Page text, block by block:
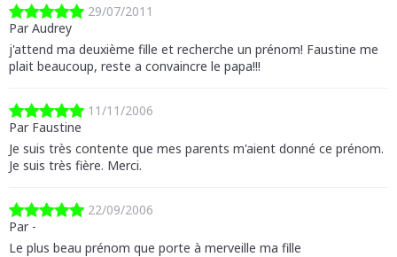
29/07/2011
Par Audrey
j'attend ma deuxième fille et recherche un prénom! Faustine me
plait beaucoup, reste a convaincre le papa!!!
11/11/2006
Par Faustine
Je suis très contente que mes parents m'aient donné ce prénom.
Je suis très fière. Merci.
22/09/2006
Par -
Le plus beau prénom que porte à merveille ma fille